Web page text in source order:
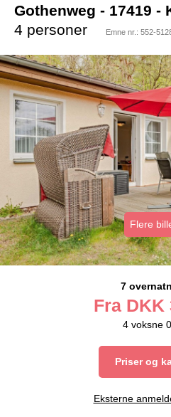
Gothenweg - 17419 -
4 personer
Emne nr.: 552-
Flere
7
Fra DKK
4 voksne 0
Priser og
Eksterne